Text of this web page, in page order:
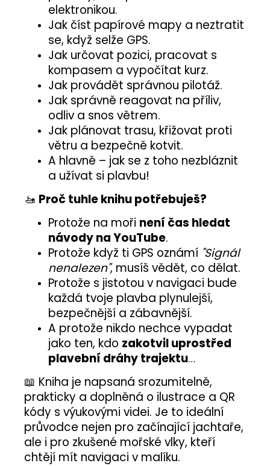
elektronikou.
Jak číst papírové mapy a neztratit
se, když selže GPS.
Jak určovat pozici, pracovat s
kompasem a vypočítat kurz.
Jak provádět správnou pilotáž.
Jak správně reagovat na příliv,
odliv a snos větrem.
Jak plánovat trasu, křižovat proti
větru a bezpečně kotvit.
A hlavně – jak se z toho nezbláznit
a užívat si plavbu!
🚤 Proč tuhle knihu potřebuješ?
Protože na moři není čas hledat
návody na YouTube.
Protože když ti GPS oznámí "Signál
nenalezen", musíš vědět, co dělat.
Protože s jistotou v navigaci bude
každá tvoje plavba plynulejší,
bezpečnější a zábavnější.
A protože nikdo nechce vypadat
jako ten, kdo zakotvil uprostřed
plavební dráhy trajektu…
📖 Kniha je napsaná srozumitelně,
prakticky a doplněná o ilustrace a QR
kódy s výukovými videi. Je to ideální
průvodce nejen pro začínající jachtaře,
ale i pro zkušené mořské vlky, kteří
chtějí mít navigaci v malíku.